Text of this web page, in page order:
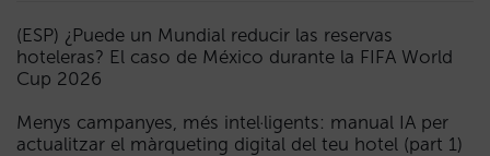
(ESP) ¿Puede un Mundial reducir las reservas
hoteleras? El caso de México durante la FIFA World
Cup 2026
Menys campanyes, més intel·ligents: manual IA per
actualitzar el màrqueting digital del teu hotel (part 1)